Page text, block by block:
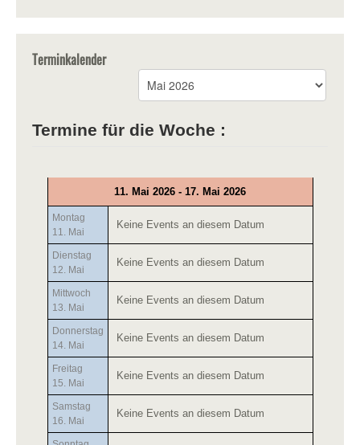
Terminkalender
Termine für die Woche :
11. Mai 2026 - 17. Mai 2026
Montag
11. Mai
Keine Events an diesem Datum
Dienstag
12. Mai
Keine Events an diesem Datum
Mittwoch
13. Mai
Keine Events an diesem Datum
Donnerstag
14. Mai
Keine Events an diesem Datum
Freitag
15. Mai
Keine Events an diesem Datum
Samstag
16. Mai
Keine Events an diesem Datum